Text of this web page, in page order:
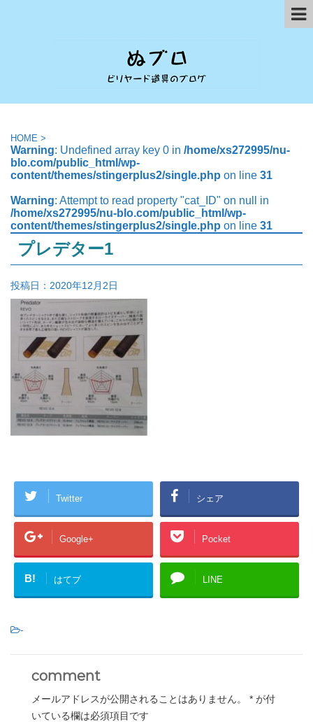
HOME >
Warning: Undefined array key 0 in /home/xs272995/nu-
blo.com/public_html/wp-
content/themes/stingerplus2/single.php on line 31
Warning: Attempt to read property "cat_ID" on null in
/home/xs272995/nu-blo.com/public_html/wp-
content/themes/stingerplus2/single.php on line 31
プレデター1
投稿日： 2020年12月2日
Twitter シェア
Google+ Pocket
B! はてブ LINE
-
comment
メールアドレスが公開されることはありません。 * が付
いている欄は必須項目です